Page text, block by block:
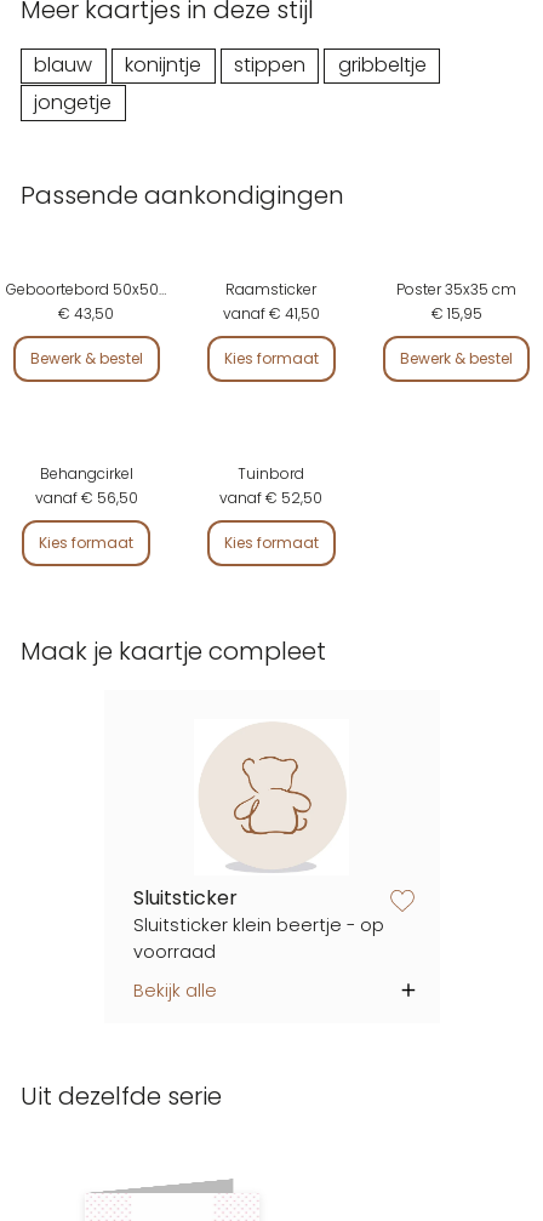
Meer kaartjes in deze stijl
blauw konijntje stippen
gribbeltje
jongetje
Maak je kaartje compleet
Sluitsticker
Sluitsticker klein beertje - op
voorraad
Bekijk alle
Passende aankondigingen
Geboortebord 50x50 cm
€ 43,50
Bewerk & bestel
Raamsticker
vanaf € 41,50
Kies formaat
Poster 35x35 cm
€ 15,95
Bewerk & bestel
Behangcirkel
vanaf € 56,50
Kies formaat
Tuinbord
vanaf € 52,50
Kies formaat
Uit dezelfde serie